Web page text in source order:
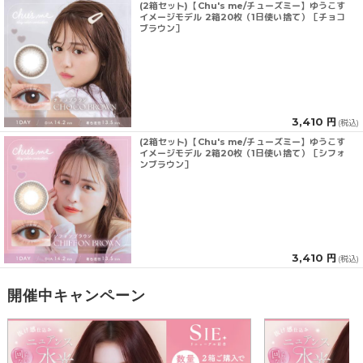
(2箱セット)【Chu's me/チューズミー】ゆうこす
イメージモデル 2箱20枚（1日使い捨て）［チョコ
ブラウン］
3,410 円 (税込)
(2箱セット)【Chu's me/チューズミー】ゆうこす
イメージモデル 2箱20枚（1日使い捨て）［シフォ
ンブラウン］
3,410 円 (税込)
開催中キャンペーン